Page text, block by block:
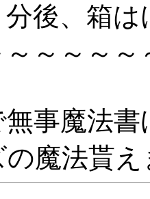
後、箱は
～～～～
無事魔法
の魔法貰